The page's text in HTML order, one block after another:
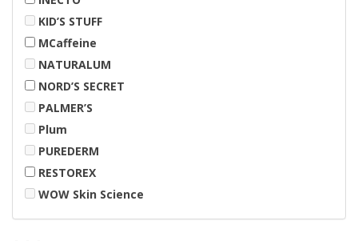
KID’S STUFF
MCaffeine
NATURALUM
NORD’S SECRET
PALMER’S
Plum
PUREDERM
RESTOREX
WOW Skin Science